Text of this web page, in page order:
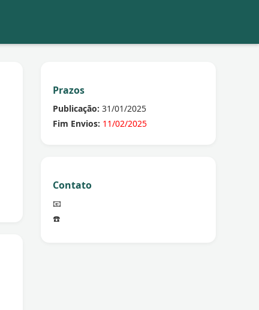
Prazos
Publicação: 31/01/2025
Fim Envios: 11/02/2025
Contato
📧
☎️